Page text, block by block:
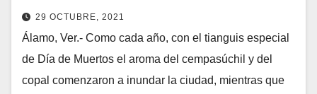
29 OCTUBRE, 2021
Álamo, Ver.- Como cada año, con el tianguis especial
de Día de Muertos el aroma del cempasúchil y del
copal comenzaron a inundar la ciudad, mientras que